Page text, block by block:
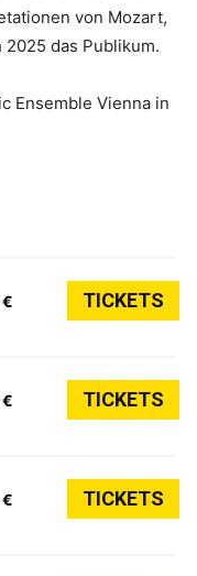
von Mozart,
2025 das Publikum.
Ensemble Vienna in
TICKETS
TICKETS
TICKETS